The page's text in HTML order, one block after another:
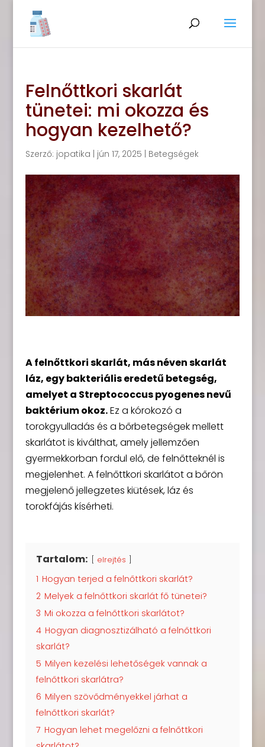
Felnőttkori skarlát
tünetei: mi okozza és
hogyan kezelhető?
Szerző: jopatika jún 17, 2025 Betegségek
A felnőttkori skarlát, más néven skarlát
láz, egy bakteriális eredetű betegség,
amelyet a Streptococcus pyogenes nevű
baktérium okoz.Ez a kórokozó a
torokgyulladás és a bőrbetegségek mellett
skarlátot is kiválthat, amely jellemzően
gyermekkorban fordul elő, de felnőtteknél is
megjelenhet. A felnőttkori skarlátot a bőrön
megjelenő jellegzetes kiütések, láz és
torokfájás kísérheti.
Tartalom: elrejtés
1 Hogyan terjed a felnőttkori skarlát?
2 Melyek a felnőttkori skarlát fő tünetei?
3 Mi okozza a felnőttkori skarlátot?
4 Hogyan diagnosztizálható a felnőttkori
skarlát?
5 Milyen kezelési lehetőségek vannak a
felnőttkori skarlátra?
6 Milyen szövődményekkel járhat a
felnőttkori skarlát?
7 Hogyan lehet megelőzni a felnőttkori